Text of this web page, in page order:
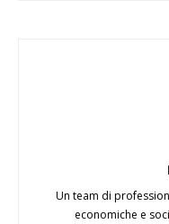
Un team di
economiche e